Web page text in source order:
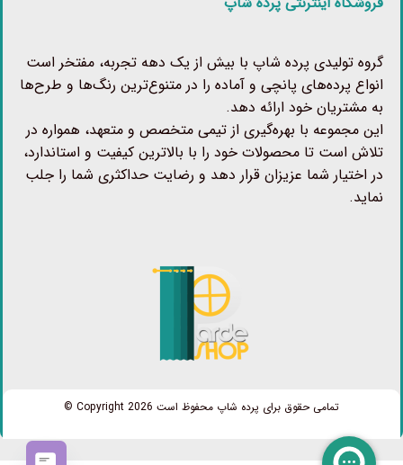
گروه تولیدی پرده شاپ با بیش از یک دهه تجربه، مفتخر است
انواع پرده‌های پانچی و آماده را در متنوع‌ترین رنگ‌ها و طرح‌ها
به مشتریان خود ارائه دهد.
این مجموعه با بهره‌گیری از تیمی متخصص و متعهد، همواره در
تلاش است تا محصولات خود را با بالاترین کیفیت و استاندارد،
در اختیار شما عزیزان قرار دهد و رضایت حداکثری شما را جلب
نماید.
تمامی حقوق برای پرده شاپ محفوظ است Copyright 2026 ©